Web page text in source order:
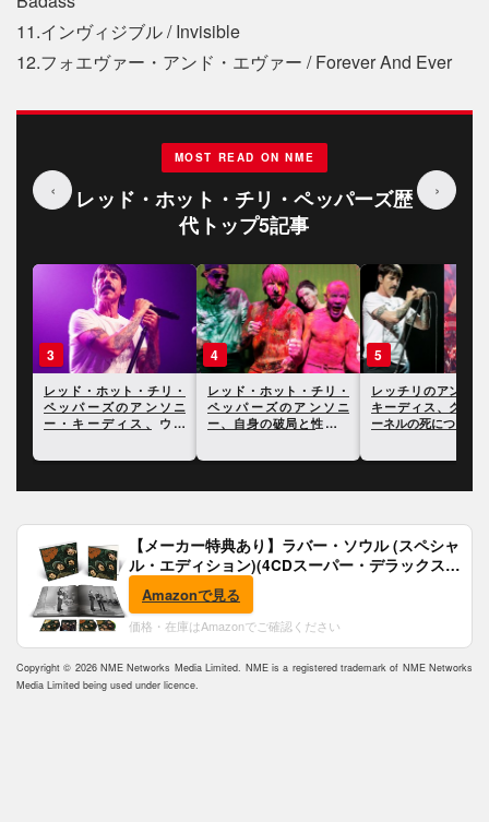
11.インヴィジブル / Invisible
12.フォエヴァー・アンド・エヴァー / Forever And Ever
‹
MOST READ ON NME
レッド・ホット・チリ・ペッパーズ歴
代トップ5記事
›
3
レッド・ホット・チリ・
ペッパーズのアンソニ
ー・キーディス、ウィ
4
レッド・ホット・チリ・
ペッパーズのアンソニ
ー、自身の破局と性生活
5
レッチリのアンソ
キーディス、クリ
ーネルの死について
【メーカー特典あり】ラバー・ソウル (スペシャ
ル・エディション)(4CDスーパー・デラックス)
(完全生産限定盤)(SHM-CD)(特典:B2ポスター付)
Amazonで見る
価格・在庫はAmazonでご確認ください
Copyright © 2026 NME Networks Media Limited. NME is a registered trademark of NME Networks
Media Limited being used under licence.